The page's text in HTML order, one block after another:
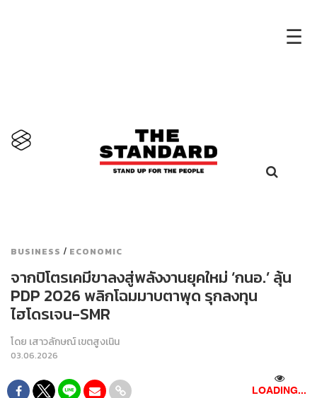
☰
BUSINESS / ECONOMIC
จากปิโตรเคมีขาลงสู่พลังงานยุคใหม่ ‘กนอ.’ ลุ้น
PDP 2026 พลิกโฉมมาบตาพุด รุกลงทุน
ไฮโดรเจน-SMR
โดย เสาวลักษณ์ เขตสูงเนิน
03.06.2026
LOADING...